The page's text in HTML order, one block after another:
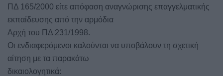
ΠΔ 165/2000 είτε απόφαση αναγνώρισης επαγγελματικής
εκπαίδευσης από την αρμόδια
Αρχή του ΠΔ 231/1998.
Οι ενδιαφερόμενοι καλούνται να υποβάλουν τη σχετική
αίτηση με τα παρακάτω
δικαιολογητικά: